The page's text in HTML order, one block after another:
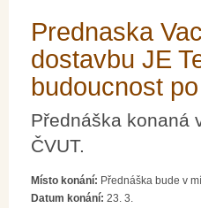
Prednaska
dostavbu JE
budoucnost
Přednáška konaná
ČVUT.
Místo konání: Přednáška bude v
Datum konání: 23. 3.